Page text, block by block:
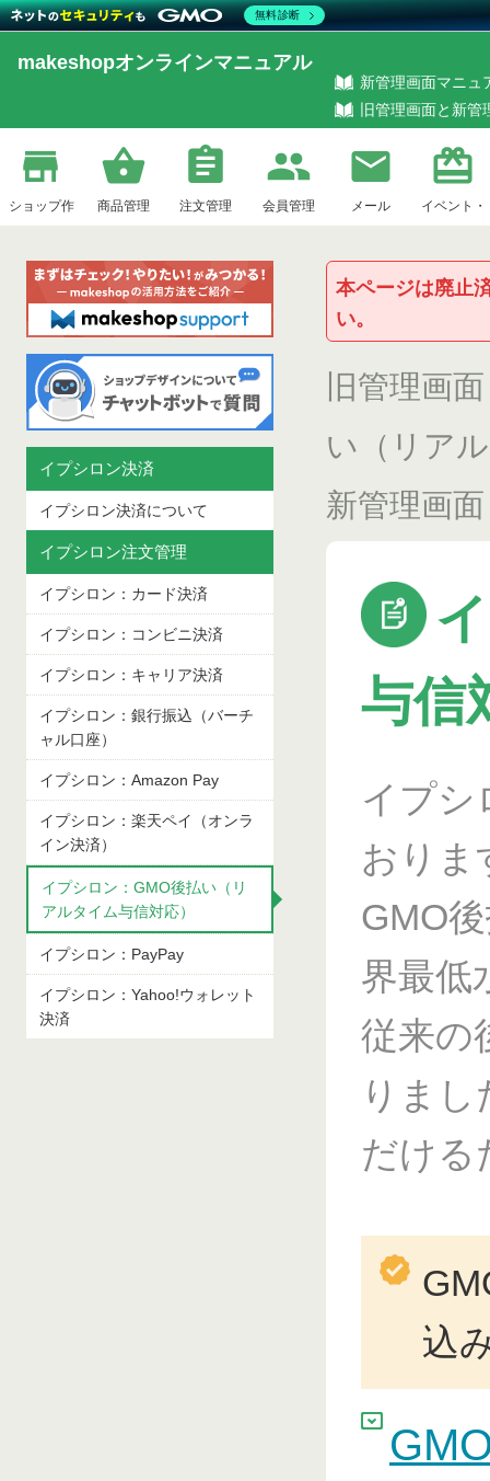
makeshopオンラインマニュアル
新管理画面マニュ
旧管理画面と新
ショップ作 商品管理 注文管理 会員管理 メール イベント・
イプシロン決済
イプシロン決済について
イプシロン注文管理
イプシロン：カード決済
イプシロン：コンビニ決済
イプシロン：キャリア決済
イプシロン：銀行振込（バーチ
ャル口座）
イプシロン：Amazon Pay
イプシロン：楽天ペイ（オンラ
イン決済）
イプシロン：GMO後払い（リ
アルタイム与信対応）
イプシロン：PayPay
イプシロン：Yahoo!ウォレット
決済
本ページは廃止
い。
旧管理画
い（リア
新管理画
与信
イプシ
おりま
GMO
界最低
従来の
りま
だける
込
無料診断